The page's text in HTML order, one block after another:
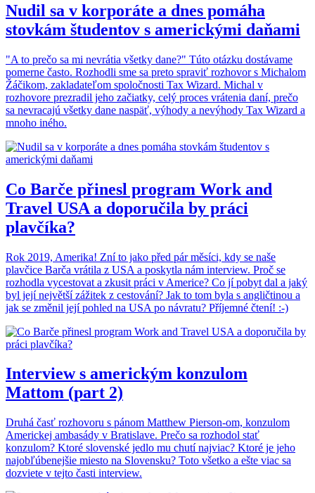
Nudil sa v korporáte a dnes pomáha
stovkám študentov s americkými daňami
"A to prečo sa mi nevrátia všetky dane?" Túto otázku dostávame
pomerne často. Rozhodli sme sa preto spraviť rozhovor s Michalom
Žáčikom, zakladateľom spoločnosti Tax Wizard. Michal v
rozhovore prezradil jeho začiatky, celý proces vrátenia daní, prečo
sa nevracajú všetky dane naspäť, výhody a nevýhody Tax Wizard a
mnoho iného.
Co Barče přinesl program Work and
Travel USA a doporučila by práci
plavčíka?
Rok 2019, Amerika! Zní to jako před pár měsíci, kdy se naše
plavčice Barča vrátila z USA a poskytla nám interview. Proč se
rozhodla vycestovat a zkusit práci v Americe? Co jí pobyt dal a jaký
byl její největší zážitek z cestování? Jak to tom byla s angličtinou a
jak se změnil její pohled na USA po návratu? Příjemné čtení! :-)
Interview s americkým konzulom
Mattom (part 2)
Druhá časť rozhovoru s pánom Matthew Pierson-om, konzulom
Americkej ambasády v Bratislave. Prečo sa rozhodol stať
konzulom? Ktoré slovenské jedlo mu chutí najviac? Ktoré je jeho
najobľúbenejšie miesto na Slovensku? Toto všetko a ešte viac sa
dozviete v tejto časti interview.